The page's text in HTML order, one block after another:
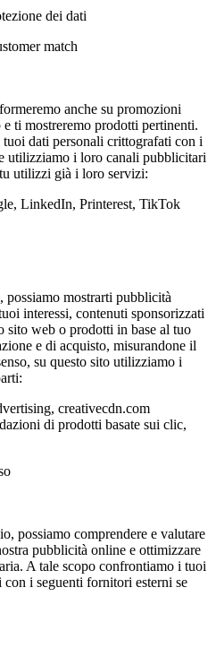
dei dati
match
anche su promozioni
ti mostreremo prodotti pertinenti.
dati personali crittografati con i
utilizziamo i loro canali pubblicitari
utilizzi già i loro servizi:
LinkedIn, Printerest, TikTok
possiamo mostrarti pubblicità
interessi, contenuti sponsorizzati
sito web o prodotti in base al tuo
e di acquisto, misurandone il
su questo sito utilizziamo i
creativecdn.com
di prodotti basate sui clic,
possiamo comprendere e valutare
pubblicità online e ottimizzare
A tale scopo confrontiamo i tuoi
i seguenti fornitori esterni se